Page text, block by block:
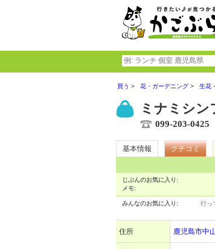
買う 花・ガーデニング 生花
ミナミシン
099-203-0425
基本情報 クチコミ
じぶんのお気に入り:
メモ:
みんなのお気に入り: 行っ
住所 鹿児島市中